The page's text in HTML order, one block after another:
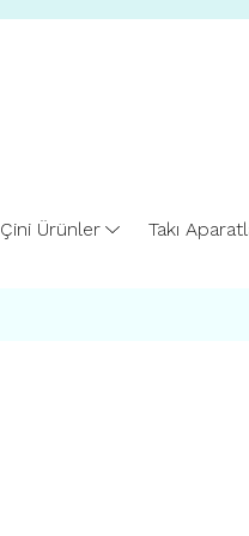
Çini Ürünler Takı